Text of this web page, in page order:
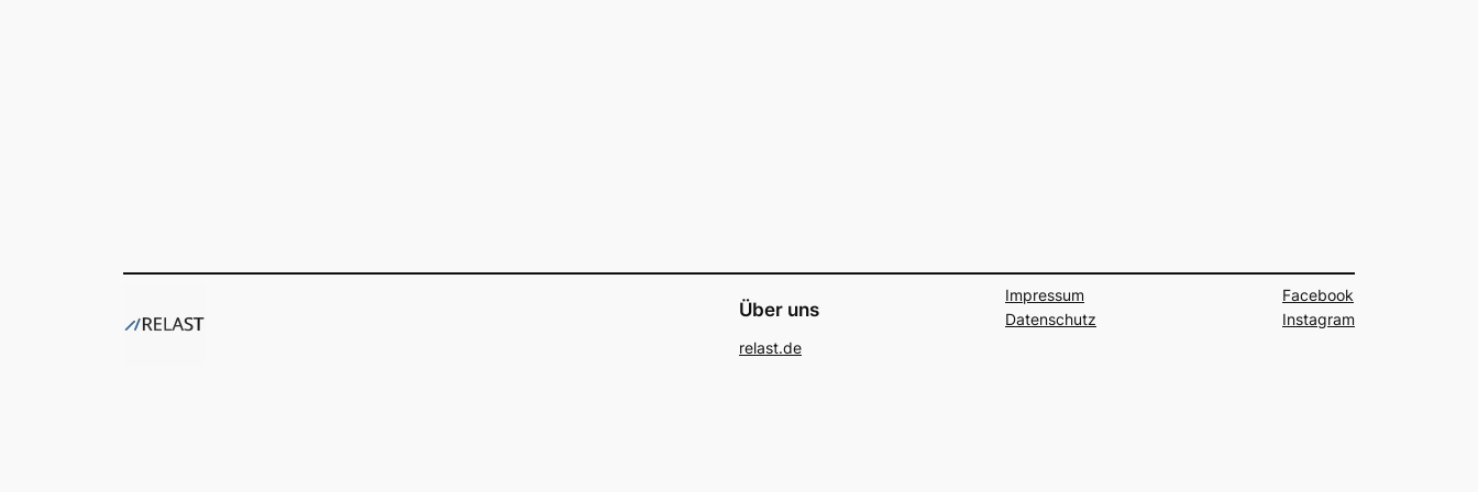
Über uns
relast.de
Impressum
Datenschutz
Facebook
Instagram